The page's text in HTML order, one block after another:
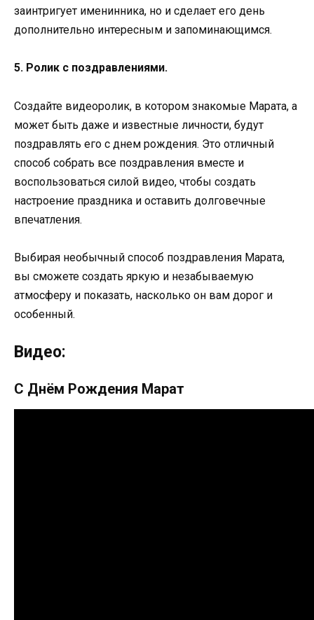
заинтригует именинника, но и сделает его день
дополнительно интересным и запоминающимся.
5. Ролик с поздравлениями.
Создайте видеоролик, в котором знакомые Марата, а
может быть даже и известные личности, будут
поздравлять его с днем рождения. Это отличный
способ собрать все поздравления вместе и
воспользоваться силой видео, чтобы создать
настроение праздника и оставить долговечные
впечатления.
Выбирая необычный способ поздравления Марата,
вы сможете создать яркую и незабываемую
атмосферу и показать, насколько он вам дорог и
особенный.
Видео:
С Днём Рождения Марат